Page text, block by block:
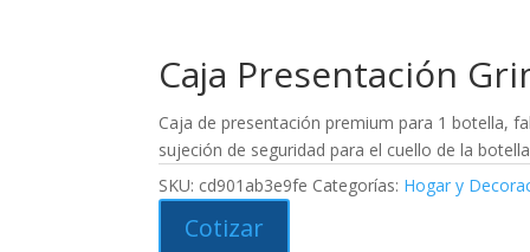
Caja Presentación
Caja de presentación premium para 1 botella,
sujeción de seguridad para el cuello de la
SKU: cd901ab3e9fe Categorías: Hogar y
Cotizar